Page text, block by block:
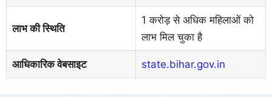
लाभ की स्थिति
1 करोड़ से अधिक महिलाओं को
लाभ मिल चुका है
आधिकारिक वेबसाइट state.bihar.gov.in